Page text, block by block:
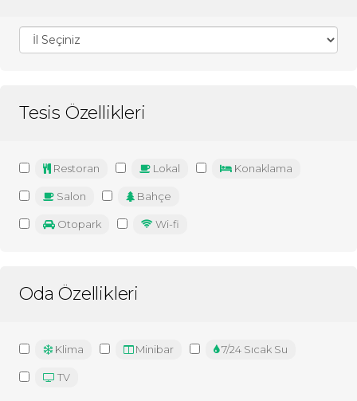
Tesis Özellikleri
Restoran Lokal Konaklama
Salon Bahçe
Otopark Wi-fi
Oda Özellikleri
Klima Minibar 7/24 Sıcak Su
TV